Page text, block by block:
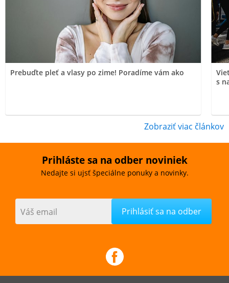
Prebuďte pleť a vlasy po zime! Poradíme vám ako
s
Zobraziť viac článkov
Prihláste sa na odber noviniek
Nedajte si ujsť špeciálne ponuky a novinky.
Váš email